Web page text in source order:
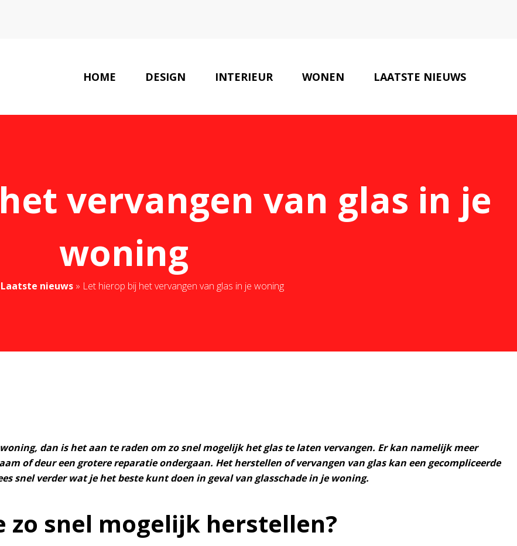
HOME DESIGN INTERIEUR WONEN LAATSTE NIEUWS
vervangen van glas in je
woning
Laatste nieuws » Let hierop bij het vervangen van glas in je woning
dan is het aan te raden om zo snel mogelijk het glas te laten vervangen. Er kan namelijk meer
of deur een grotere reparatie ondergaan. Het herstellen of vervangen van glas kan een gecompliceerde
snel verder wat je het beste kunt doen in geval van glasschade in je woning.
zo snel mogelijk herstellen?